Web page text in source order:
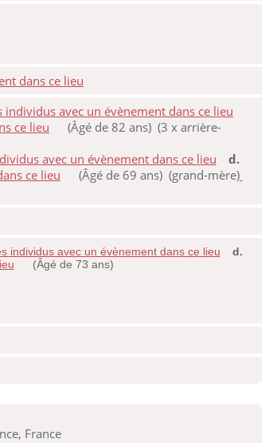
(Âgé de 82 ans) (3 x arrière-
d.
(Âgé de 69 ans) (grand-mère)
d.
(Âgé de 73 ans)
France